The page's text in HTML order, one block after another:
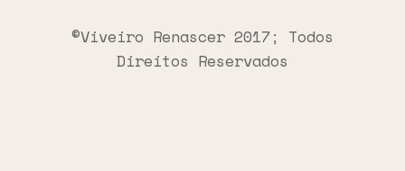
©Viveiro Renascer 2017; Todos
Direitos Reservados